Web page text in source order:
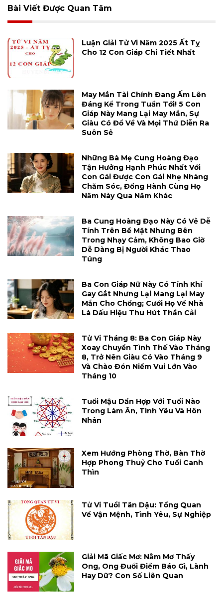
Bài Viết Được Quan Tâm
Luận Giải Tử Vi Năm 2025 Ất Tỵ
Cho 12 Con Giáp Chi Tiết Nhất
May Mắn Tài Chính Đang Ấm Lên
Đáng Kể Trong Tuần Tới! 5 Con
Giáp Này Mang Lại May Mắn, Sự
Giàu Có Đổ Về Và Mọi Thứ Diễn Ra
Suôn Sẻ
Những Bà Mẹ Cung Hoàng Đạo
Tận Hưởng Hạnh Phúc Nhất Với
Con Gái Được Con Gái Nhẹ Nhàng
Chăm Sóc, Đồng Hành Cùng Họ
Năm Này Qua Năm Khác
Ba Cung Hoàng Đạo Này Có Vẻ Dễ
Tính Trên Bề Mặt Nhưng Bên
Trong Nhạy Cảm, Không Bao Giờ
Dễ Dàng Bị Người Khác Thao
Túng
Ba Con Giáp Nữ Này Có Tính Khí
Gay Gắt Nhưng Lại Mang Lại May
Mắn Cho Chồng; Cưới Họ Về Nhà
Là Dấu Hiệu Thu Hút Thần Cải
Tử Vi Tháng 8: Ba Con Giáp Này
Xoay Chuyển Tình Thế Vào Tháng
8, Trở Nên Giàu Có Vào Tháng 9
Và Chào Đón Niềm Vui Lớn Vào
Tháng 10
Tuổi Mậu Dần Hợp Với Tuổi Nào
Trong Làm Ăn, Tình Yêu Và Hôn
Nhân
Xem Hướng Phòng Thờ, Bàn Thờ
Hợp Phong Thuỷ Cho Tuổi Canh
Thìn
Tử Vi Tuổi Tân Dậu: Tổng Quan
Về Vận Mệnh, Tình Yêu, Sự Nghiệp
Giải Mã Giấc Mơ: Nằm Mơ Thấy
Ong, Ong Đuổi Điềm Báo Gì, Lành
Hay Dữ? Con Số Liên Quan